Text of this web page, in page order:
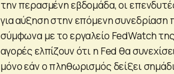
την περασμένη εβδομάδα, οι
για αύξηση στην επόμενη συνεδρίαση
σύμφωνα με το εργαλείο FedWatch
αγορές ελπίζουν ότι η Fed θα
μόνο εάν ο πληθωρισμός δείξει